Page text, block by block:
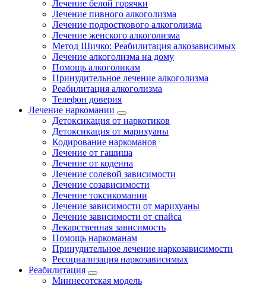
Лечение белой горячки
Лечение пивного алкоголизма
Лечение подросткового алкоголизма
Лечение женского алкоголизма
Метод Шичко: Реабилитация алкозависимых
Лечение алкоголизма на дому
Помощь алкоголикам
Принудительное лечение алкоголизма
Реабилитация алкоголизма
Телефон доверия
Лечение наркомании
Детоксикация от наркотиков
Детоксикация от марихуаны
Кодирование наркоманов
Лечение от гашиша
Лечение от кодеина
Лечение солевой зависимости
Лечение созависимости
Лечение токсикомании
Лечение зависимости от марихуаны
Лечение зависимости от спайса
Лекарственная зависимость
Помощь наркоманам
Принудительное лечение наркозависимости
Ресоциализация наркозависимых
Реабилитация
Миннесотская модель